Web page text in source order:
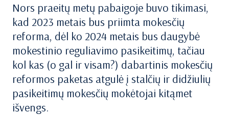
Nors praeitų metų pabaigoje buvo tikimasi,
kad 2023 metais bus priimta mokesčių
reforma, dėl ko 2024 metais bus daugybė
mokestinio reguliavimo pasikeitimų, tačiau
kol kas (o gal ir visam?) dabartinis mokesčių
reformos paketas atgulė į stalčių ir didžiulių
pasikeitimų mokesčių mokėtojai kitąmet
išvengs.